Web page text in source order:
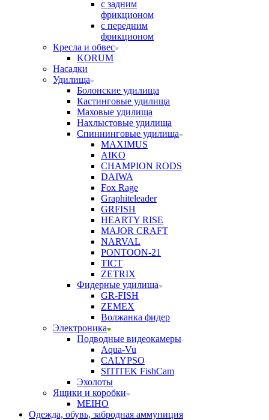
с задним
фрикционом
с передним
фрикционом
Кресла и обвес
KORUM
Насадки
Удилища
Болонские удилища
Кастинговые удилища
Маховые удилища
Нахлыстовые удилища
Спиннинговые удилища
MAXIMUS
AIKO
CHAMPION RODS
DAIWA
Fox Rage
Graphiteleader
GRFISH
HEARTY RISE
MAJOR CRAFT
NARVAL
PONTOON-21
TICT
ZETRIX
Фидерные удилища
GR-FISH
ZEMEX
Волжанка фидер
Электроника
Подводные видеокамеры
Aqua-Vu
CALYPSO
SITITEK FishCam
Эхолоты
Ящики и коробки
MEIHO
Одежда, обувь, забродная аммуниция